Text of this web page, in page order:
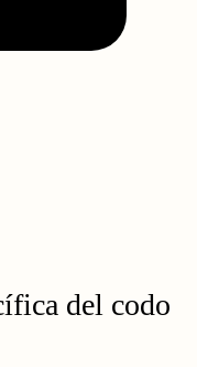
del codo